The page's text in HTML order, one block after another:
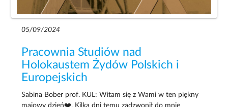
05/09/2024
Pracownia Studiów nad
Holokaustem Żydów Polskich i
Europejskich
Sabina Bober prof. KUL: Witam się z Wami w ten piękny
majowy dzień❤️. Kilka dni temu zadzwonił do mnie